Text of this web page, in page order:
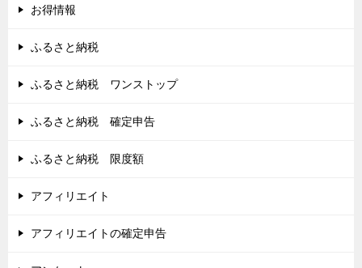
お得情報
ふるさと納税
ふるさと納税 ワンストップ
ふるさと納税 確定申告
ふるさと納税 限度額
アフィリエイト
アフィリエイトの確定申告